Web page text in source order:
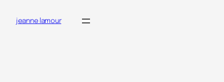
jeanne lamour